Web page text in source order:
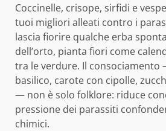
Coccinelle, crisope, sirfidi e
tuoi migliori alleati contro i
lascia fiorire qualche erba
dell’orto, pianta fiori come
tra le verdure. Il
basilico, carote con cipolle,
— non è solo folklore: riduce
pressione dei parassiti
chimici.